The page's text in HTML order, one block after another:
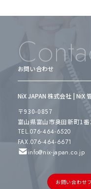
お問い合わせ
NiX JAPAN 株式会社 | NiX
〒930-0857
富山県富山市奥田新町1
TEL.076-464-6520
FAX.076-464-6671
info@nix-japan.co.jp
お問い合わせ